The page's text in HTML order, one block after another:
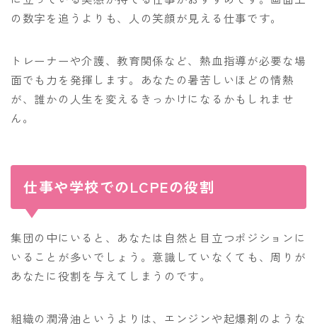
の数字を追うよりも、人の笑顔が見える仕事です。
トレーナーや介護、教育関係など、熱血指導が必要な場
面でも力を発揮します。あなたの暑苦しいほどの情熱
が、誰かの人生を変えるきっかけになるかもしれませ
ん。
仕事や学校でのLCPEの役割
集団の中にいると、あなたは自然と目立つポジションに
いることが多いでしょう。意識していなくても、周りが
あなたに役割を与えてしまうのです。
組織の潤滑油というよりは、エンジンや起爆剤のような